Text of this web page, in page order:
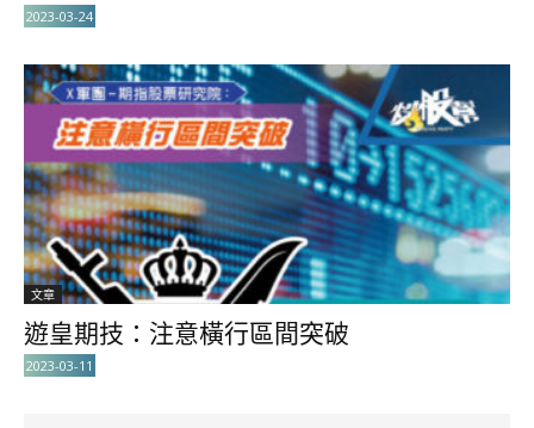
2023-03-24
文章
遊皇期技：注意橫行區間突破
2023-03-11